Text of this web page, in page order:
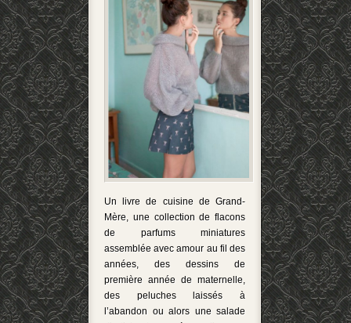
Un livre de cuisine de Grand-
Mère, une collection de flacons
de parfums miniatures
assemblée avec amour au fil des
années, des dessins de
première année de maternelle,
des peluches laissés à
l’abandon ou alors une salade